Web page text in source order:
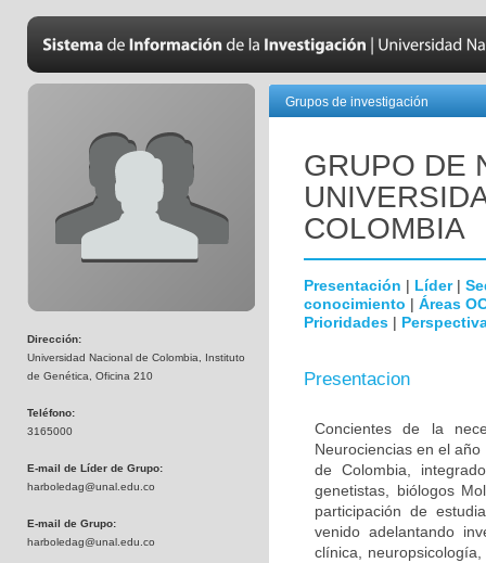
Dirección:
Universidad Nacional de Colombia, Instituto
de Genética, Oficina 210
Teléfono:
3165000
E-mail de Líder de Grupo:
harboledag@unal.edu.co
E-mail de Grupo:
harboledag@unal.edu.co
Grupos de investigación
GRUPO DE
COLOMBIA
Presentación | Líder|
conocimiento | Áreas
Prioridades |
Presentacion
Concientes de la
Neurociencias en el
de Colombia,
genetistas, biólogos
participación de
venido adelantando
clínica,